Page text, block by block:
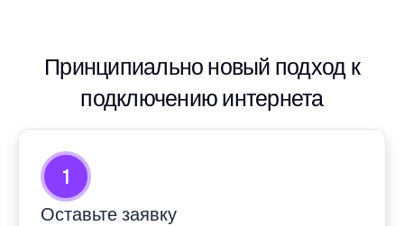
Принципиально новый подход к
подключению интернета
1
Оставьте заявку